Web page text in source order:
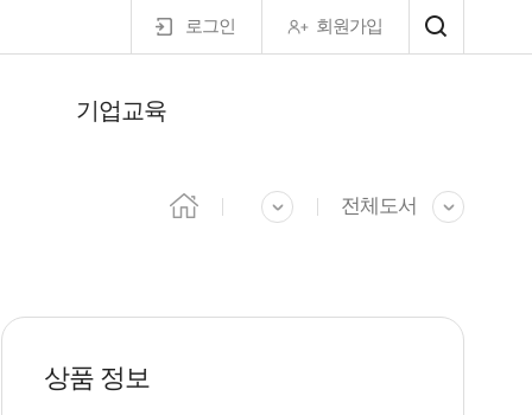
로그인 회원가입
기업교육
전체도서
상품 정보